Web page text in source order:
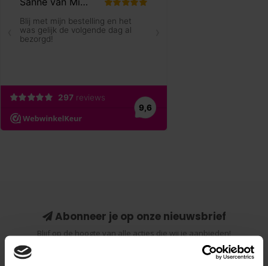
Abonneer je op onze nieuwsbrief
Blijf op de hoogte van alle acties die wij je aanbieden!
Abonneer